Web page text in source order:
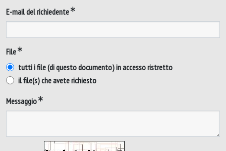
E-mail del richiedente
File
tutti i file (di questo documento) in accesso ristretto
il file(s) che avete richiesto
Messaggio